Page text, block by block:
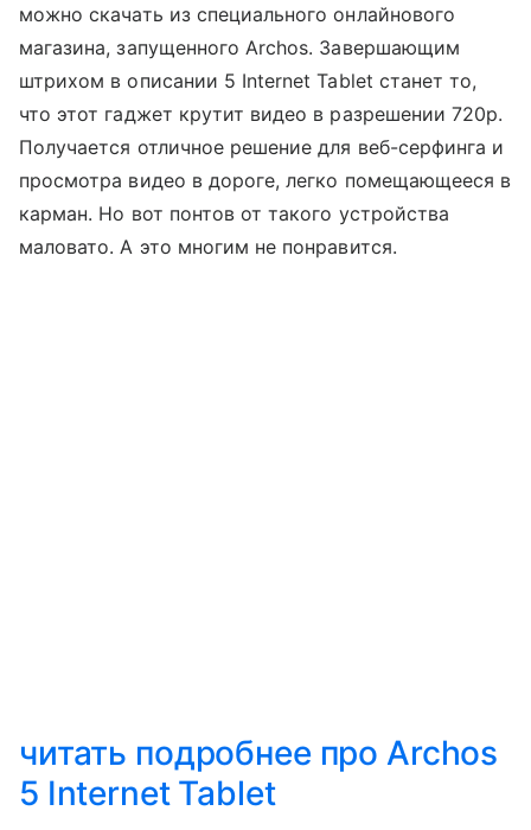
можно скачать из специального онлайнового
магазина, запущенного Archos. Завершающим
штрихом в описании 5 Internet Tablet станет то,
что этот гаджет крутит видео в разрешении 720р.
Получается отличное решение для веб-серфинга и
просмотра видео в дороге, легко помещающееся в
карман. Но вот понтов от такого устройства
маловато. А это многим не понравится.
читать подробнее про Archos
5 Internet Tablet